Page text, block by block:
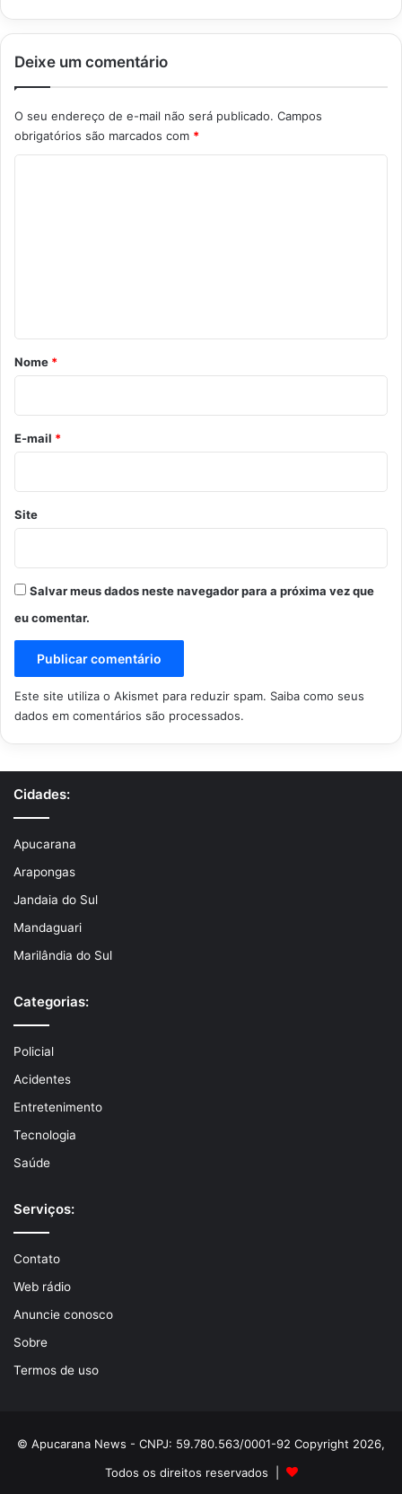
Deixe um comentário
O seu endereço de e-mail não será publicado. Campos
obrigatórios são marcados com *
r
o
*
Nome *
E-mail *
Site
Salvar meus dados neste navegador para a próxima vez que
eu comentar.
Este site utiliza o Akismet para reduzir spam. Saiba como seus
dados em comentários são processados.
Cidades:
Apucarana
Arapongas
Jandaia do Sul
Mandaguari
Marilândia do Sul
Categorias:
Policial
Acidentes
Entretenimento
Tecnologia
Saúde
Serviços:
Contato
Web rádio
Anuncie conosco
Sobre
Termos de uso
© Apucarana News - CNPJ: 59.780.563/0001-92 Copyright 2026,
Todos os direitos reservados |